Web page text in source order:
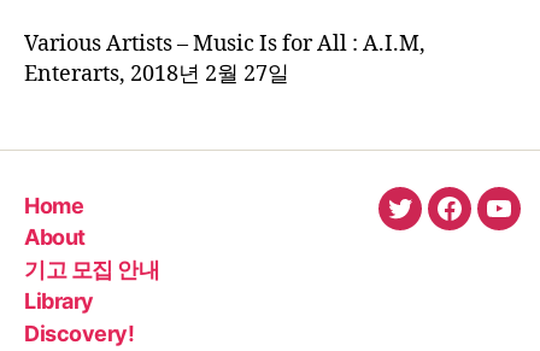
Various Artists – Music Is for All : A.I.M,
Enterarts, 2018년 2월 27일
Home
About
기고 모집 안내
Library
Discovery!
twitter